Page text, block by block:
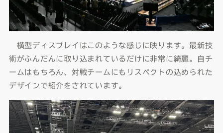
横型ディスプレイはこのような感じに映ります。最新技
術がふんだんに取り込まれているだけに非常に綺麗。自チ
ームはもちろん、対戦チームにもリスペクトの込められた
デザインで紹介をされています。